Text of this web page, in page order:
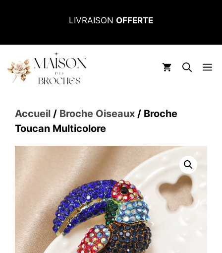
LIVRAISON OFFERTE
Accueil / Broche Oiseaux / Broche
Toucan Multicolore